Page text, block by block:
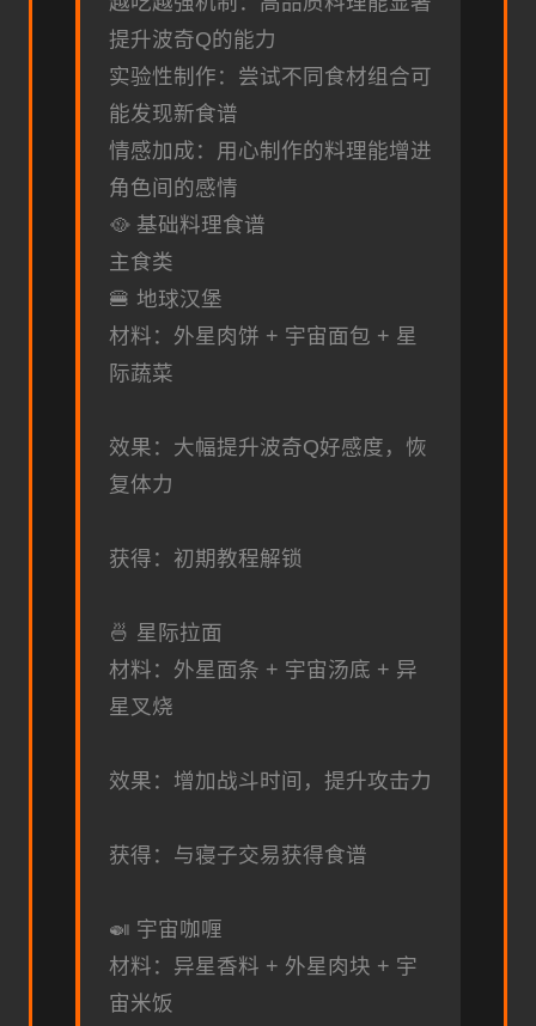
提升波奇Q的能力
实验性制作：尝试不同食材组合可
能发现新食谱
情感加成：用心制作的料理能增进
角色间的感情
🥘 基础料理食谱
主食类
🍔 地球汉堡
材料：外星肉饼 + 宇宙面包 + 星
际蔬菜
效果：大幅提升波奇Q好感度，恢
复体力
获得：初期教程解锁
🍜 星际拉面
材料：外星面条 + 宇宙汤底 + 异
星叉烧
效果：增加战斗时间，提升攻击力
获得：与寝子交易获得食谱
🍛 宇宙咖喱
材料：异星香料 + 外星肉块 + 宇
宙米饭